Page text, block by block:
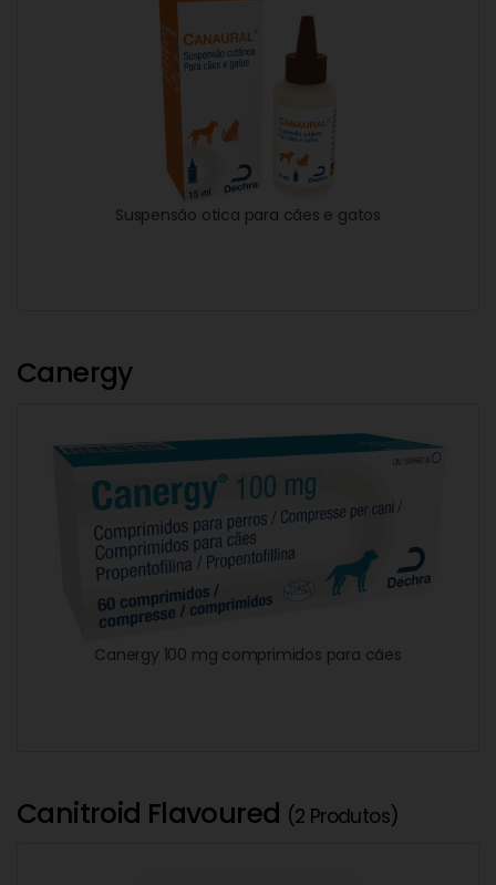
Suspensão otica para cães e gatos
Canergy
Canergy 100 mg comprimidos para cães
Canitroid Flavoured (2 Produtos)